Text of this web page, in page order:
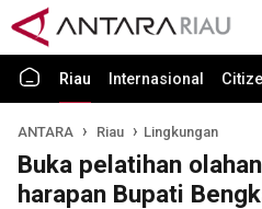
Riau Internasional
ANTARA Riau Lingkungan
Buka pelatihan
harapan Bupati